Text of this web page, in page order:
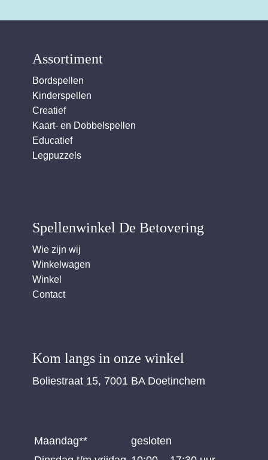
Assortiment
Bordspellen
Kinderspellen
Creatief
Kaart- en Dobbelspellen
Educatief
Legpuzzels
Spellenwinkel De Betover​ing
Wie zijn wij
Winkelwagen
Winkel
Contact
Kom langs in onze winkel
Boliestraat 15, 7001 BA Doetinchem
Maandag**
gesloten